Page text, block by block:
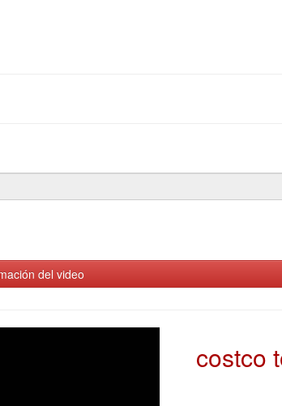
del video
costco